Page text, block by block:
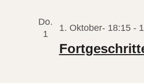
Do.
1
1. Oktober- 18:15-